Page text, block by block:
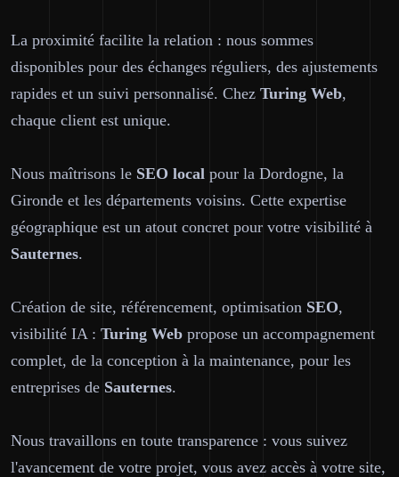
La proximité facilite la relation : nous sommes
disponibles pour des échanges réguliers, des ajustements
rapides et un suivi personnalisé. Chez Turing Web,
chaque client est unique.
Nous maîtrisons le SEO local pour la Dordogne, la
Gironde et les départements voisins. Cette expertise
géographique est un atout concret pour votre visibilité à
Sauternes.
Création de site, référencement, optimisation SEO,
visibilité IA : Turing Web propose un accompagnement
complet, de la conception à la maintenance, pour les
entreprises de Sauternes.
Nous travaillons en toute transparence : vous suivez
l'avancement de votre projet, vous avez accès à votre site,